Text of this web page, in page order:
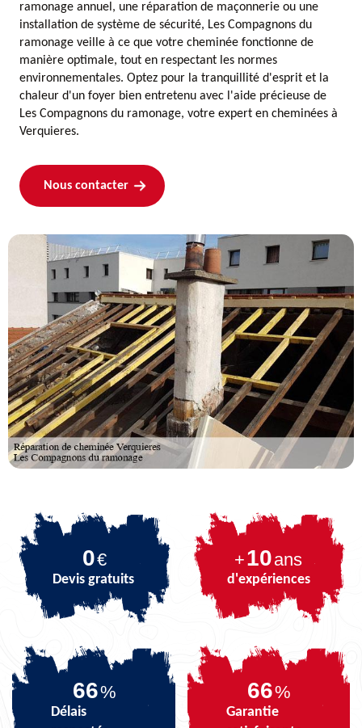
ramonage annuel, une réparation de maçonnerie ou une
installation de système de sécurité, Les Compagnons du
ramonage veille à ce que votre cheminée fonctionne de
manière optimale, tout en respectant les normes
environnementales. Optez pour la tranquillité d'esprit et la
chaleur d'un foyer bien entretenu avec l'aide précieuse de
Les Compagnons du ramonage, votre expert en cheminées à
Verquieres.
Nous contacter
0€
Devis gratuits
+10ans
d'expériences
82%
Délais
82%
Garantie